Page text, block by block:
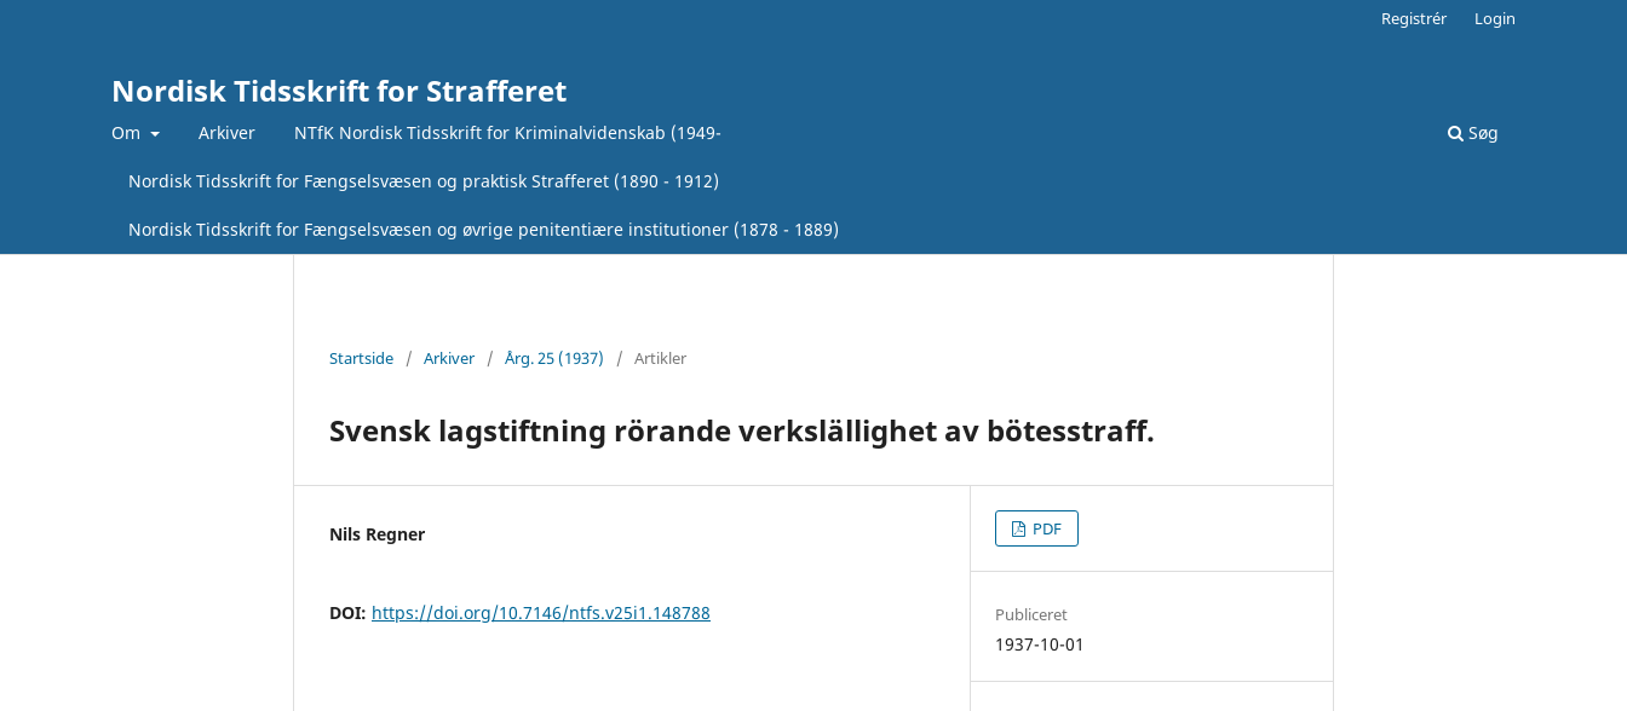
Nordisk Tidsskrift for Strafferet
Om Arkiver NTfK Nordisk Tidsskrift for Kriminalvidenskab (1949-
Nordisk Tidsskrift for Fængselsvæsen og praktisk Strafferet (1890 - 1912)
Nordisk Tidsskrift for Fængselsvæsen og øvrige penitentiære institutioner (1878 - 1889)
Søg
Registrér Login
Startside / Arkiver / Årg. 25 (1937) / Artikler
Svensk lagstiftning rörande verkslällighet av bötesstraff.
Nils Regner
DOI: https://doi.org/10.7146/ntfs.v25i1.148788
PDF
Publiceret
1937-10-01